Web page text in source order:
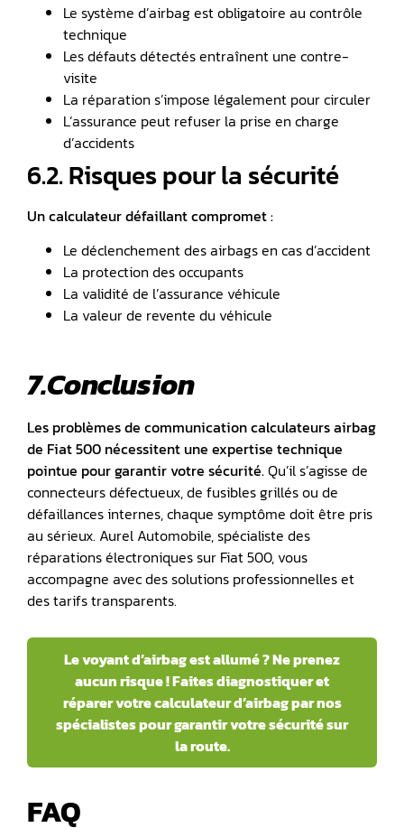
Le système d’airbag est obligatoire au contrôle
technique
Les défauts détectés entraînent une contre-
visite
La réparation s’impose légalement pour circuler
L’assurance peut refuser la prise en charge
d’accidents
6.2. Risques pour la sécurité
Un calculateur défaillant compromet :
Le déclenchement des airbags en cas d’accident
La protection des occupants
La validité de l’assurance véhicule
La valeur de revente du véhicule
7.Conclusion
Les problèmes de communication calculateurs airbag
de Fiat 500 nécessitent une expertise technique
pointue pour garantir votre sécurité.Qu’il s’agisse de
connecteurs défectueux, de fusibles grillés ou de
défaillances internes, chaque symptôme doit être pris
au sérieux. Aurel Automobile, spécialiste des
réparations électroniques sur Fiat 500, vous
accompagne avec des solutions professionnelles et
des tarifs transparents.
Le voyant d’airbag est allumé ? Ne prenez
aucun risque ! Faites diagnostiquer et
réparer votre calculateur d’airbag par nos
spécialistes pour garantir votre sécurité sur
la route.
FAQ